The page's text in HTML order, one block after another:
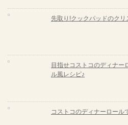
先取り!クックパッドのクリ
目指せコストコのディナー
ル風レシピ♪
コストコのディナーロール